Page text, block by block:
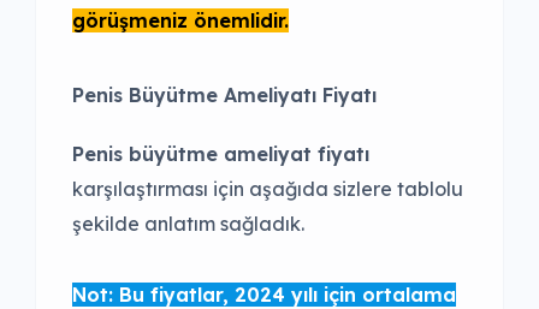
görüşmeniz önemlidir.
Penis Büyütme Ameliyatı Fiyatı
Penis büyütme ameliyat fiyatı
karşılaştırması için aşağıda sizlere tablolu
şekilde anlatım sağladık.
Not: Bu fiyatlar, 2024 yılı için ortalama